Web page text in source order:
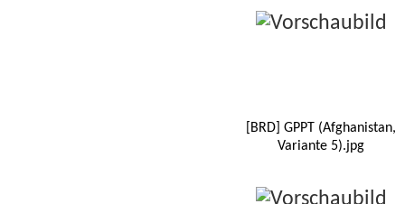
[BRD] GPPT (Afghanistan,
Variante 5).jpg